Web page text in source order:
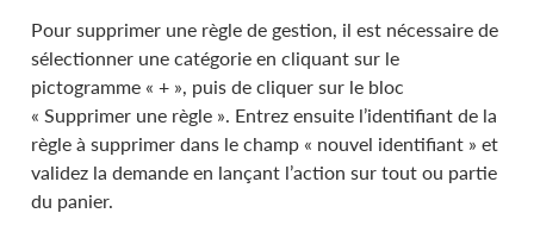
Pour supprimer une règle de gestion, il est nécessaire de
sélectionner une catégorie en cliquant sur le
pictogramme « + », puis de cliquer sur le bloc
« Supprimer une règle ». Entrez ensuite l’identifiant de la
règle à supprimer dans le champ « nouvel identifiant » et
validez la demande en lançant l’action sur tout ou partie
du panier.